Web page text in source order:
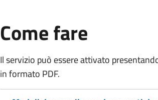
Come fare
Il servizio può essere attivato
in formato PDF.